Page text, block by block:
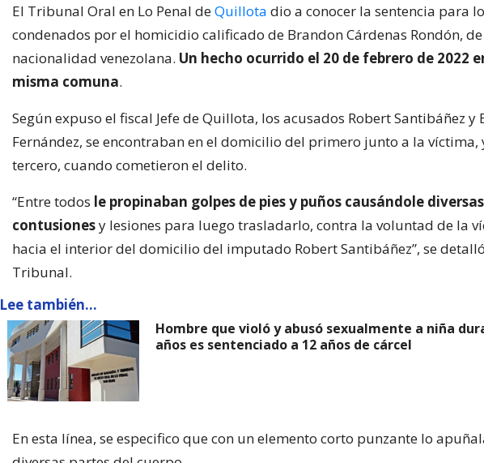
El Tribunal Oral en Lo Penal deQuillota dio a conocer la sentencia para
condenados por el homicidio calificado de Brandon Cárdenas Rondón, de
nacionalidad venezolana. Un hecho ocurrido el 20 de febrero de 2022
misma comuna.
Según expuso el fiscal Jefe de Quillota, los acusados Robert Santibáñez y
Fernández, se encontraban en el domicilio del primero junto a la víctima,
tercero, cuando cometieron el delito.
“Entre todos le propinaban golpes de pies y puños causándole diversas
contusionesy lesiones para luego trasladarlo, contra la voluntad de la
hacia el interior del domicilio del imputado Robert Santibáñez”, se
Tribunal.
Lee también...
Hombre que violó y abusó sexualmente a niña
años es sentenciado a 12 años de cárcel
En esta línea, se especifico que con un elemento corto punzante lo